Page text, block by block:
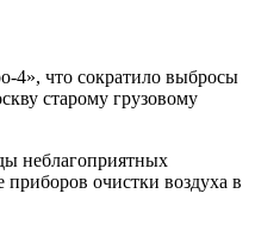
4», что сократило выбросы
старому грузовому
неблагоприятных
очистки воздуха в